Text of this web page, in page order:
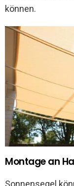
können.
Montage an
Sonnensegel